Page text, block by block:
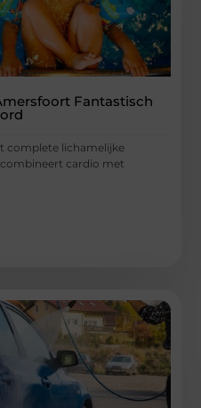
Fantastisch
complete lichamelijke
cardio met